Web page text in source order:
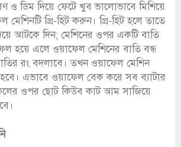
ও ডিম দিয়ে ফেটে খুব ভালোভাবে মিশিয়ে
মেশিনটি প্রি-হিট করুন। প্রি-হিট হলে তাতে
আটকে দিন; মেশিনের ওপর একটি বাতি
হয়ে এলে ওয়াফেল মেশিনের বাতি বন্ধ
রং বদলাবে। তখন ওয়াফেল মেশিন
হবে। এভাবে ওয়াফেল বেক করে সব ব্যাটার
ওপর ছোট কিউব কাট আম সাজিয়ে